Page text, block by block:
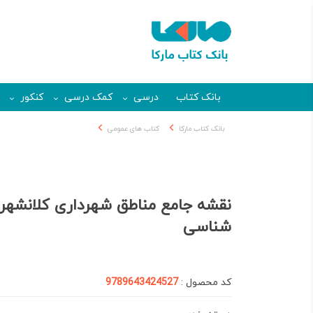
بانک کتاب درسی کمک درسی کنکور
بانک کتاب مارکا کتاب های عمومی
شناسی
کد محصول :9789643424527